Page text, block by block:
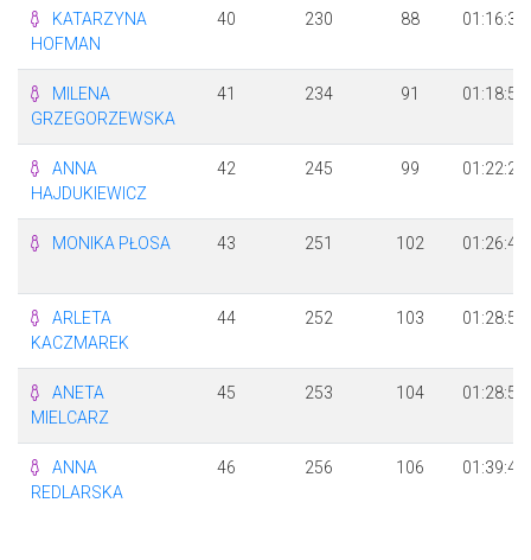
KATARZYNA
HOFMAN
40 230 88 01:16:38
MILENA
GRZEGORZEWSKA
41 234 91 01:18:53
ANNA
HAJDUKIEWICZ
42 245 99 01:22:23
MONIKA PŁOSA 43 251 102 01:26:40
ARLETA
KACZMAREK
44 252 103 01:28:55
ANETA
MIELCARZ
45 253 104 01:28:57
ANNA
REDLARSKA
46 256 106 01:39:44